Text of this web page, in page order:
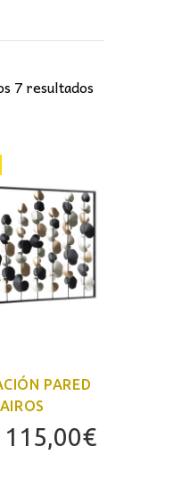
7 resultados
PARED
El
115,00€El